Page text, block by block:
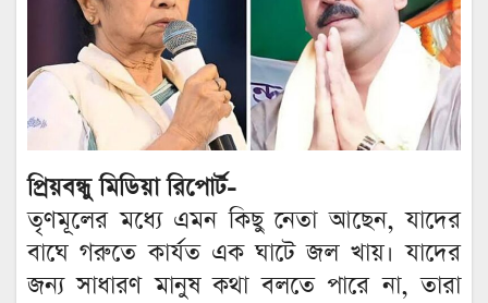
প্রিয়বন্ধু মিডিয়া রিপোর্ট-
তৃণমূলের মধ্যে এমন কিছু নেতা আছেন, যাদের
বাঘে গরুতে কার্যত এক ঘাটে জল খায়। যাদের
জন্য সাধারণ মানুষ কথা বলতে পারে না, তারা